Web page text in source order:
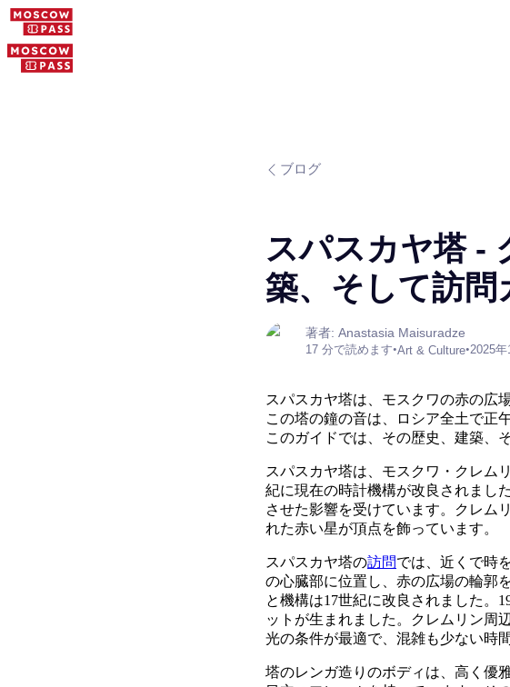
ブログ
スパスカヤ塔 -
築、そして訪問
著者: Anastasia Maisuradze
17 分で読めます•Art & Culture•2025年
スパスカヤ塔は、モスクワの赤の広
この塔の鐘の音は、ロシア全土で正
このガイドでは、その歴史、建築、
スパスカヤ塔は、モスクワ・クレム
紀に現在の時計機構が改良されまし
させた影響を受けています。クレム
れた赤い星が頂点を飾っています。
スパスカヤ塔の訪問では、近くで時
の心臓部に位置し、赤の広場の輪郭
と機構は17世紀に改良されました。
ットが生まれました。クレムリン周
光の条件が最適で、混雑も少ない時
塔のレンガ造りのボディは、高く優